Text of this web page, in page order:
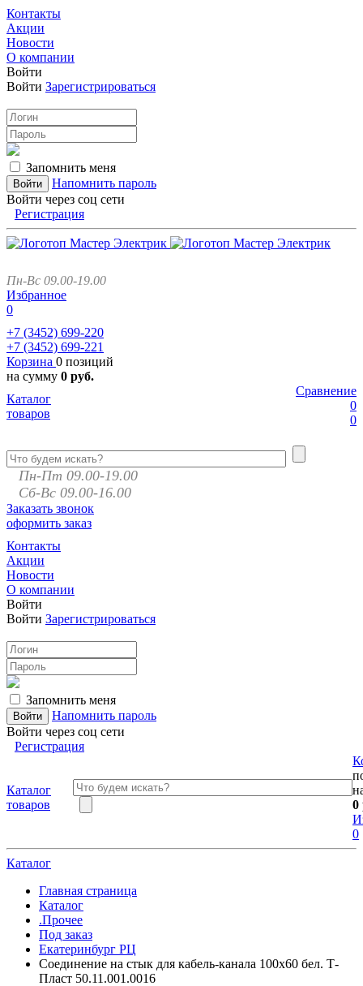
Контакты
Акции
Новости
О компании
Войти
Войти Зарегистрироваться
Запомнить меня
Напомнить пароль
Войти через соц сети
Регистрация
Пн-Вс 09.00-19.00
Избранное
0
+7 (3452) 699-220
+7 (3452) 699-221
Корзина 0 позиций
на сумму 0 руб.
Сравнение
0
0
Каталог
товаров
Пн-Пт 09.00-19.00
Сб-Вс 09.00-16.00
Заказать звонок
оформить заказ
Контакты
Акции
Новости
О компании
Войти
Войти Зарегистрироваться
Запомнить меня
Напомнить пароль
Войти через соц сети
Регистрация
Каталог
товаров
0
0
Каталог
Главная страница
Каталог
.Прочее
Под заказ
Екатеринбург РЦ
Соединение на стык для кабель-канала 100х60 бел. Т-
Пласт 50.11.001.0016